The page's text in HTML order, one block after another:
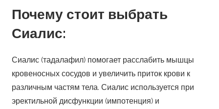
Почему стоит выбрать
Сиалис:
Сиалис (тадалафил) помогает расслабить мышцы
кровеносных сосудов и увеличить приток крови к
различным частям тела. Сиалис используется при
эректильной дисфункции (импотенция) и